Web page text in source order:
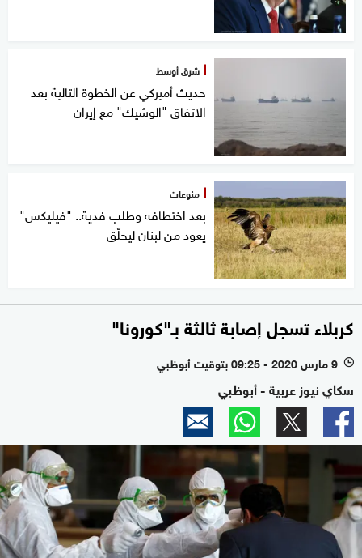
شرق أوسط
حديث أميركي عن الخطوة التالية بعد
الاتفاق "الوشيك" مع إيران
منوعات
بعد اختطافه وطلب فدية.. "فيليكس"
يعود من لبنان ليحلّق
كربلاء تسجل إصابة ثالثة بـ"كورونا"
l 9 مارس 2020 - 09:25 بتوقيت أبوظبي
سكاي نيوز عربية - أبوظبي